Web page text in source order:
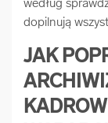
według
dopilnują
JAK